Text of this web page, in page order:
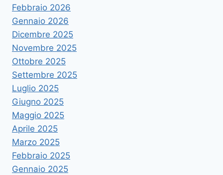
Febbraio 2026
Gennaio 2026
Dicembre 2025
Novembre 2025
Ottobre 2025
Settembre 2025
Luglio 2025
Giugno 2025
Maggio 2025
Aprile 2025
Marzo 2025
Febbraio 2025
Gennaio 2025